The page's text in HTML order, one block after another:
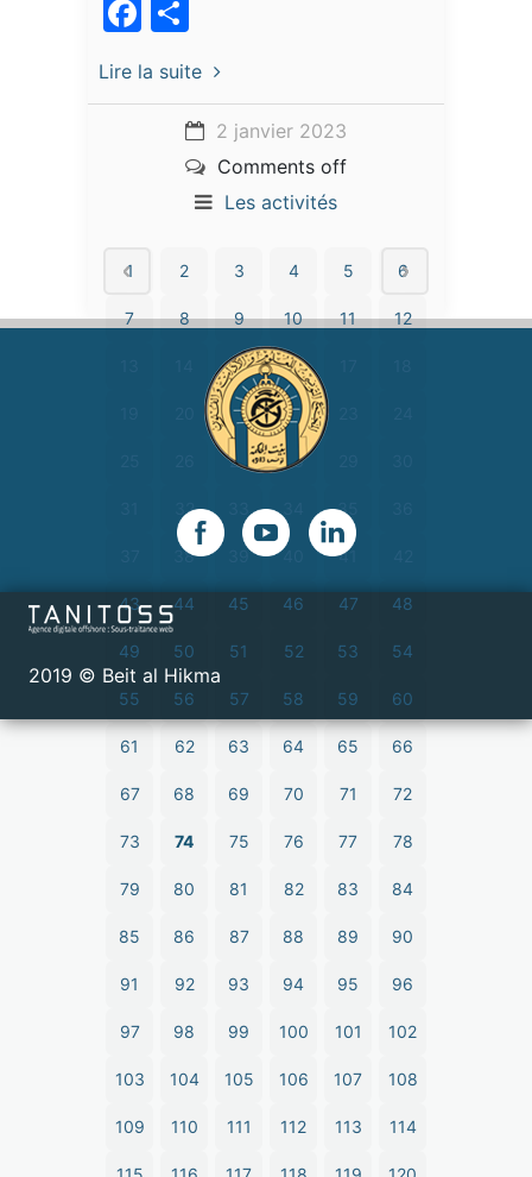
Facebook
Lire la suite
2 janvier 2023
Comments off
Les activités
1 2 3 4 5 6
7 8 9 10 11 12
15 16
21 22
27 28
32 35
38 39 40 41
43 44 45 46 47 48
49 50 51 52 53 54
55 56 57 58 59 60
61 62 63 64 65 66
67 68 69 70 71 72
73 74 75 76 77 78
79 80 81 82 83 84
85 86 87 88 89 90
91 92 93 94 95 96
97 98 99 100 101 102
103 104 105 106 107 108
109 110 111 112 113 114
2019 © Beit al Hikma